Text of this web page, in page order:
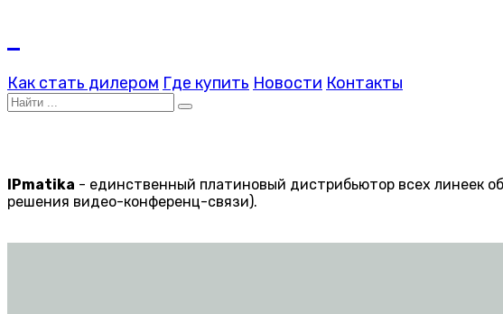
Как стать дилером Где купить Новости Контакты
IPmatika - единственный платиновый дистрибьютор всех линеек
решения видео-конференц-связи).